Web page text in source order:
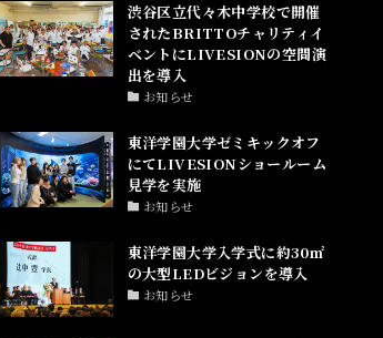
渋谷区立代々木中学校で開催
されたBRITTOチャリティイ
ベントにLIVESIONの空間演
出を導入
お知らせ
東洋学園大学ゼミキックオフ
にてLIVESIONショールーム
見学を実施
お知らせ
東洋学園大学入学式に約30㎡
の大型LEDビジョンを導入
お知らせ